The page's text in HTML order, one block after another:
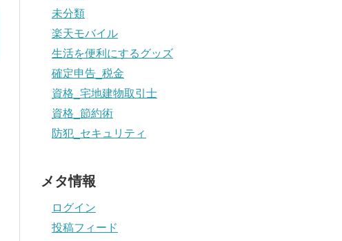
未分類
楽天モバイル
生活を便利にするグッズ
確定申告_税金
資格_宅地建物取引士
資格_節約術
防犯_セキュリティ
メタ情報
ログイン
投稿フィード